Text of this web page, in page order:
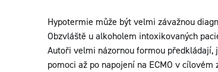
Hypotermie může být velmi závažnou
Obzvláště u alkoholem intoxikovaných
Autoři velmi názornou formou
pomoci až po napojení na ECMO v